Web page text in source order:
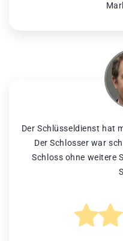
Der Schlüsseldienst hat
Der Schlosser war
Schloss ohne weitere